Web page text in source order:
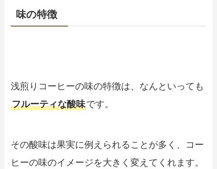
味の特徴
浅煎りコーヒーの味の特徴は、なんといっても
フルーティな酸味です。
その酸味は果実に例えられることが多く、コー
ヒーの味のイメージを大きく変えてくれます。